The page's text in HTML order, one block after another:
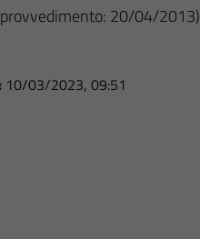
20/04/2013)
10/03/2023, 09:51